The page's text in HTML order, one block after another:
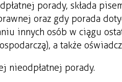
porady, składa
oraz gdy porada
innych osób w ciągu
a także
nieodpłatnej porady.